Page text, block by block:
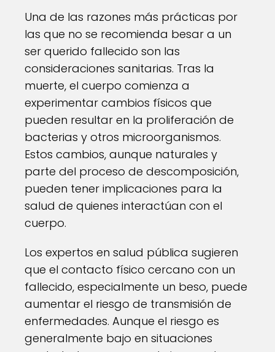
Una de las razones más prácticas por
las que no se recomienda besar a un
ser querido fallecido son las
consideraciones sanitarias. Tras la
muerte, el cuerpo comienza a
experimentar cambios físicos que
pueden resultar en la proliferación de
bacterias y otros microorganismos.
Estos cambios, aunque naturales y
parte del proceso de descomposición,
pueden tener implicaciones para la
salud de quienes interactúan con el
cuerpo.
Los expertos en salud pública sugieren
que el contacto físico cercano con un
fallecido, especialmente un beso, puede
aumentar el riesgo de transmisión de
enfermedades. Aunque el riesgo es
generalmente bajo en situaciones